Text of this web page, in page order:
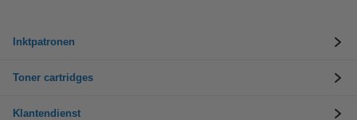
Inktpatronen
Toner cartridges
Klantendienst